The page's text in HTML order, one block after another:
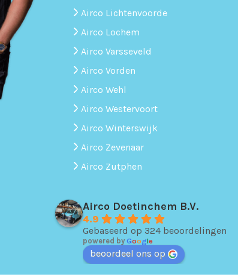
Airco Lichtenvoorde
Airco Lochem
Airco Varsseveld
Airco Vorden
Airco Wehl
Airco Westervoort
Airco Winterswijk
Airco Zevenaar
Airco Zutphen
Airco Doetinchem B.V.
4.9
Gebaseerd op 324 beoordelingen
powered byGoogle
beoordeel ons op